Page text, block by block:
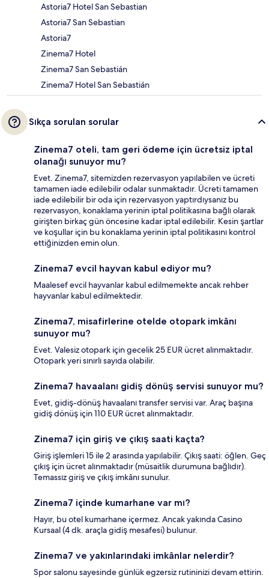
Astoria7 Hotel San Sebastian
Astoria7 San Sebastian
Astoria7
Zinema7 Hotel
Zinema7 San Sebastián
Zinema7 Hotel San Sebastián
Sıkça sorulan sorular
Zinema7 oteli, tam geri ödeme için ücretsiz iptal
olanağı sunuyor mu?
Evet. Zinema7, sitemizden rezervasyon yapılabilen ve ücreti
tamamen iade edilebilir odalar sunmaktadır. Ücreti tamamen
iade edilebilir bir oda için rezervasyon yaptırdıysanız bu
rezervasyon, konaklama yerinin iptal politikasına bağlı olarak
girişten birkaç gün öncesine kadar iptal edilebilir. Kesin şartlar
ve koşullar için bu konaklama yerinin iptal politikasını kontrol
ettiğinizden emin olun.
Zinema7 evcil hayvan kabul ediyor mu?
Maalesef evcil hayvanlar kabul edilmemekte ancak rehber
hayvanlar kabul edilmektedir.
Zinema7, misafirlerine otelde otopark imkânı
sunuyor mu?
Evet. Valesiz otopark için gecelik 25 EUR ücret alınmaktadır.
Otopark yeri sınırlı sayıda olabilir.
Zinema7 havaalanı gidiş dönüş servisi sunuyor mu?
Evet, gidiş-dönüş havaalanı transfer servisi var. Araç başına
gidiş dönüş için 110 EUR ücret alınmaktadır.
Zinema7 için giriş ve çıkış saati kaçta?
Giriş işlemleri 15 ile 2 arasında yapılabilir. Çıkış saati: öğlen. Geç
çıkış için ücret alınmaktadır (müsaitlik durumuna bağlıdır).
Temassız giriş ve çıkış imkânı sunulur.
Zinema7 içinde kumarhane var mı?
Hayır, bu otel kumarhane içermez. Ancak yakında Casino
Kursaal (4 dk. araçla gidiş mesafesi) bulunur.
Zinema7 ve yakınlarındaki imkânlar nelerdir?
Spor salonu sayesinde günlük egzersiz rutininizi devam ettirin.